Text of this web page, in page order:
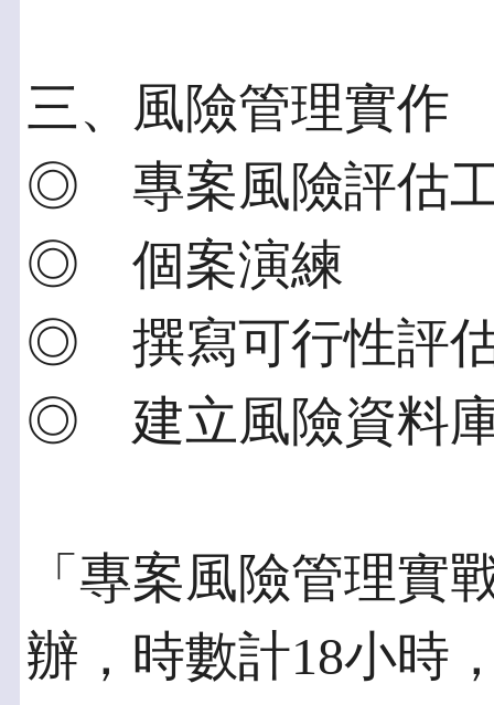
三、風險管理實作
◎ 專案風險評估
◎ 個案演練
◎ 撰寫可行性評
◎ 建立風險資料
「專案風險管理實
辦，時數計18小時